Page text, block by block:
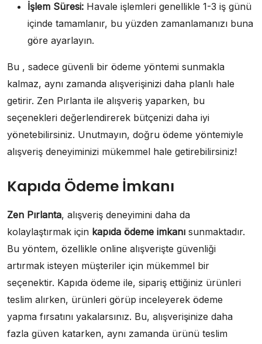
İşlem Süresi: Havale işlemleri genellikle 1-3 iş günü
içinde tamamlanır, bu yüzden zamanlamanızı buna
göre ayarlayın.
Bu , sadece güvenli bir ödeme yöntemi sunmakla
kalmaz, aynı zamanda alışverişinizi daha planlı hale
getirir. Zen Pırlanta ile alışveriş yaparken, bu
seçenekleri değerlendirerek bütçenizi daha iyi
yönetebilirsiniz. Unutmayın, doğru ödeme yöntemiyle
alışveriş deneyiminizi mükemmel hale getirebilirsiniz!
Kapıda Ödeme İmkanı
Zen Pırlanta, alışveriş deneyimini daha da
kolaylaştırmak için kapıda ödeme imkanı sunmaktadır.
Bu yöntem, özellikle online alışverişte güvenliği
artırmak isteyen müşteriler için mükemmel bir
seçenektir. Kapıda ödeme ile, sipariş ettiğiniz ürünleri
teslim alırken, ürünleri görüp inceleyerek ödeme
yapma fırsatını yakalarsınız. Bu, alışverişinize daha
fazla güven katarken, aynı zamanda ürünü teslim